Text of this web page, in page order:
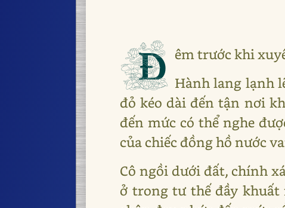
Đ êm trước khi
Hành lang lạnh
đỏ kéo dài đến tận nơi
đến mức có thể nghe
của chiếc đồng hồ nước
Cô ngồi dưới đất, chính
ở trong tư thế đầy khuất